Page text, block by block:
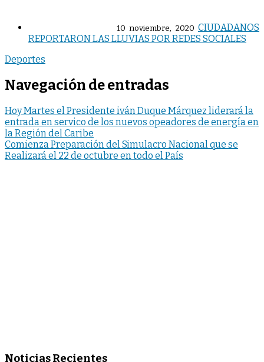
10 noviembre, 2020 CIUDADANOS
REPORTARON LAS LLUVIAS POR REDES SOCIALES
Deportes
Navegación de entradas
Hoy Martes el Presidente iván Duque Márquez liderará la
entrada en servico de los nuevos opeadores de energía en
la Región del Caribe
Comienza Preparación del Simulacro Nacional que se
Realizará el 22 de octubre en todo el País
Noticias Recientes